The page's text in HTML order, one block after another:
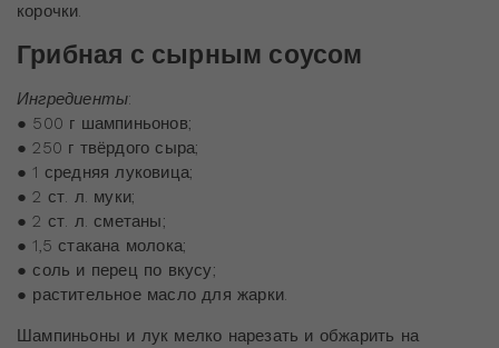
корочки.
Грибная с сырным соусом
Ингредиенты:
● 500 г шампиньонов;
● 250 г твёрдого сыра;
● 1 средняя луковица;
● 2 ст. л. муки;
● 2 ст. л. сметаны;
● 1,5 стакана молока;
● соль и перец по вкусу;
● растительное масло для жарки.
Шампиньоны и лук мелко нарезать и обжарить на